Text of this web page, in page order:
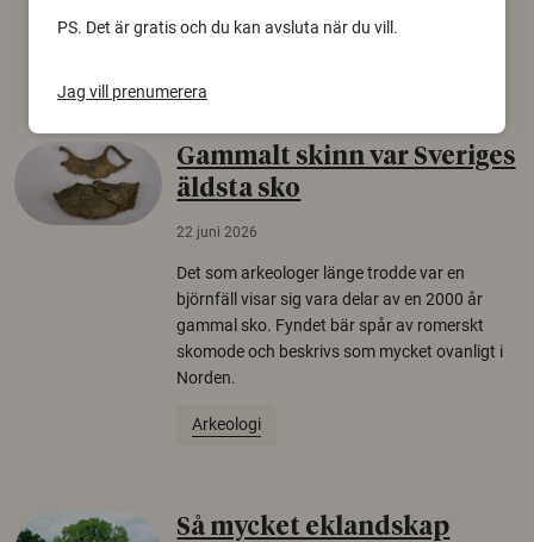
Gammalt skinn var Sveriges
äldsta sko
22 juni 2026
Det som arkeologer länge trodde var en
björnfäll visar sig vara delar av en 2000 år
gammal sko. Fyndet bär spår av romerskt
skomode och beskrivs som mycket ovanligt i
Norden.
Arkeologi
Så mycket eklandskap
PS. Det är gratis och du kan avsluta när du vill.
Jag vill prenumerera